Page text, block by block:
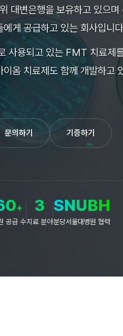
대변은행을 보유하고 있으
게 공급하고 있는 회사입니
사용되고 있는 FMT 치료제
옴 치료제도 함께 개발하고
문의하기 기증하기
+
공급 수
3
치료 분야
SNUBH
분당서울대병원 협력